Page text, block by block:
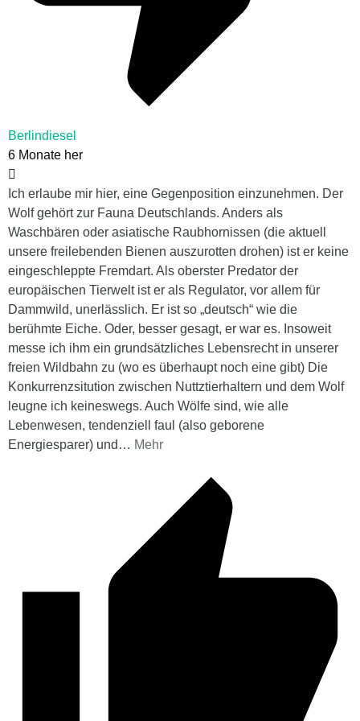
Berlindiesel
6 Monate her
Ich erlaube mir hier, eine Gegenposition einzunehmen. Der
Wolf gehört zur Fauna Deutschlands. Anders als
Waschbären oder asiatische Raubhornissen (die aktuell
unsere freilebenden Bienen auszurotten drohen) ist er keine
eingeschleppte Fremdart. Als oberster Predator der
europäischen Tierwelt ist er als Regulator, vor allem für
Dammwild, unerlässlich. Er ist so „deutsch“ wie die
berühmte Eiche. Oder, besser gesagt, er war es. Insoweit
messe ich ihm ein grundsätzliches Lebensrecht in unserer
freien Wildbahn zu (wo es überhaupt noch eine gibt) Die
Konkurrenzsitution zwischen Nuttztierhaltern und dem Wolf
leugne ich keineswegs. Auch Wölfe sind, wie alle
Lebenwesen, tendenziell faul (also geborene
Energiesparer) und … Mehr